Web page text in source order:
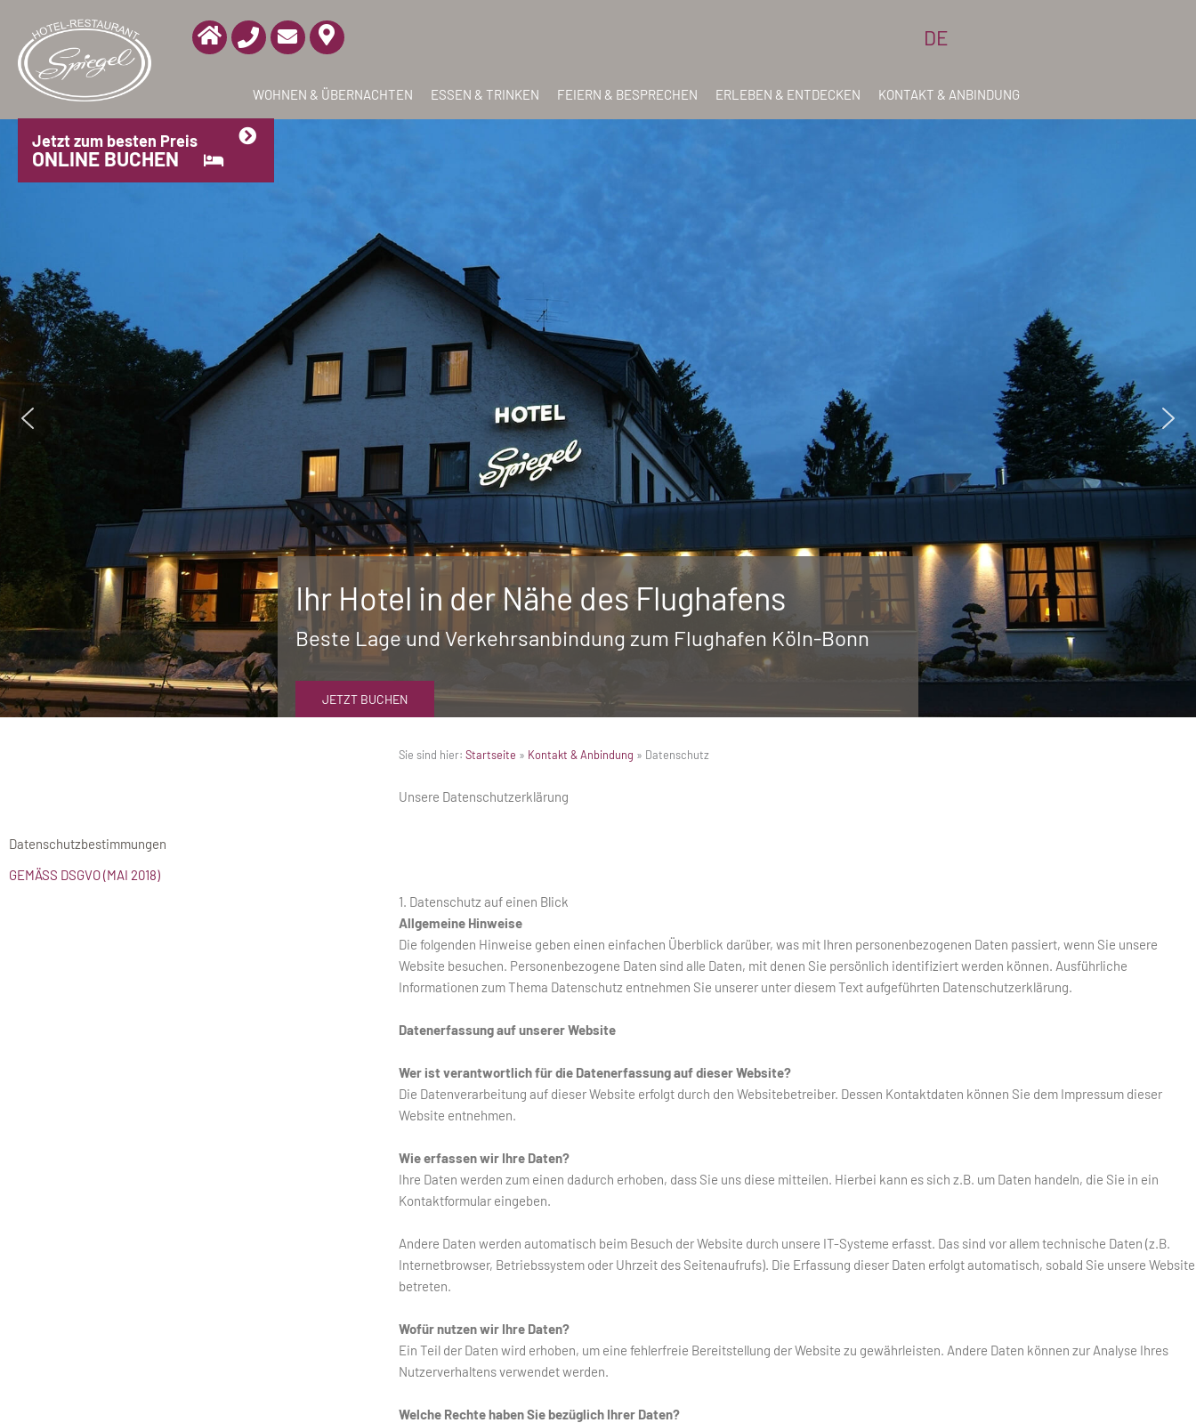
springen
Jetzt zum besten Preis
ONLINE BUCHEN
DE
WOHNEN & ÜBERNACHTEN ESSEN & TRINKEN FEIERN & BESPRECHEN ERLEBEN & ENTDECKEN KONTAKT & ANBINDUNG
Ihr Hotel in der Nähe des Flughafens
Beste Lage und Verkehrsanbindung zum Flughafen Köln-Bonn
JETZT BUCHEN
Sie sind hier: Startseite » Kontakt & Anbindung » Datenschutz
Unsere Datenschutzerklärung
Datenschutzbestimmungen
GEMÄSS DSGVO (MAI 2018)
1. Datenschutz auf einen Blick
Allgemeine Hinweise
Die folgenden Hinweise geben einen einfachen Überblick darüber, was mit Ihren personenbezogenen Daten passiert, wenn Sie unsere
Website besuchen. Personenbezogene Daten sind alle Daten, mit denen Sie persönlich identifiziert werden können. Ausführliche
Informationen zum Thema Datenschutz entnehmen Sie unserer unter diesem Text aufgeführten Datenschutzerklärung.
Datenerfassung auf unserer Website
Wer ist verantwortlich für die Datenerfassung auf dieser Website?
Die Datenverarbeitung auf dieser Website erfolgt durch den Websitebetreiber. Dessen Kontaktdaten können Sie dem Impressum dieser
Website entnehmen.
Wie erfassen wir Ihre Daten?
Ihre Daten werden zum einen dadurch erhoben, dass Sie uns diese mitteilen. Hierbei kann es sich z.B. um Daten handeln, die Sie in ein
Kontaktformular eingeben.
Andere Daten werden automatisch beim Besuch der Website durch unsere IT-Systeme erfasst. Das sind vor allem technische Daten (z.B.
Internetbrowser, Betriebssystem oder Uhrzeit des Seitenaufrufs). Die Erfassung dieser Daten erfolgt automatisch, sobald Sie unsere Website
betreten.
Wofür nutzen wir Ihre Daten?
Ein Teil der Daten wird erhoben, um eine fehlerfreie Bereitstellung der Website zu gewährleisten. Andere Daten können zur Analyse Ihres
Nutzerverhaltens verwendet werden.
Welche Rechte haben Sie bezüglich Ihrer Daten?